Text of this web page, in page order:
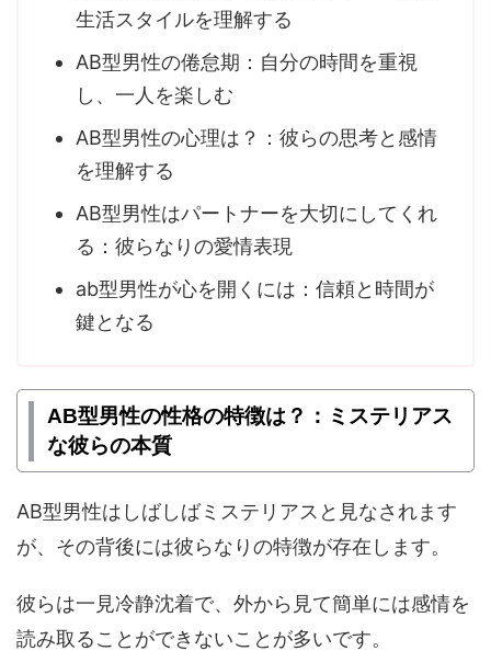
生活スタイルを理解する
AB型男性の倦怠期：自分の時間を重視
し、一人を楽しむ
AB型男性の心理は？：彼らの思考と感情
を理解する
AB型男性はパートナーを大切にしてくれ
る：彼らなりの愛情表現
ab型男性が心を開くには：信頼と時間が
鍵となる
AB型男性の性格の特徴は？：ミステリアス
な彼らの本質
AB型男性はしばしばミステリアスと見なされます
が、その背後には彼らなりの特徴が存在します。
彼らは一見冷静沈着で、外から見て簡単には感情を
読み取ることができないことが多いです。